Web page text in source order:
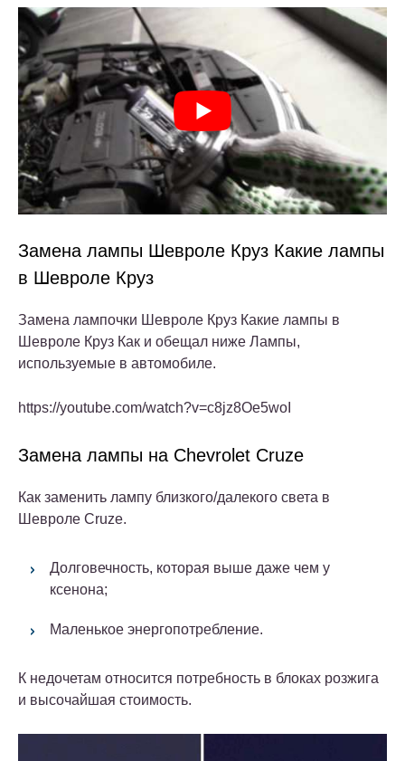
Замена лампы Шевроле Круз Какие лампы
в Шевроле Круз
Замена лампочки Шевроле Круз Какие лампы в
Шевроле Круз Как и обещал ниже Лампы,
используемые в автомобиле.
https://youtube.com/watch?v=c8jz8Oe5woI
Замена лампы на Chevrolet Cruze
Как заменить лампу близкого/далекого света в
Шевроле Cruze.
Долговечность, которая выше даже чем у
ксенона;
Маленькое энергопотребление.
К недочетам относится потребность в блоках розжига
и высочайшая стоимость.